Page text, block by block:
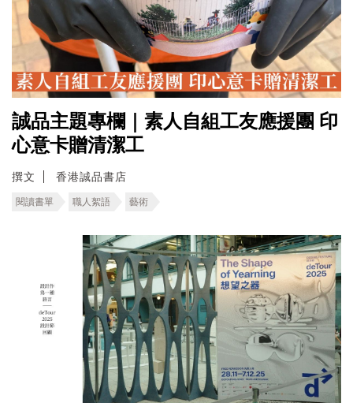
誠品主題專欄｜素人自組工友應援團 印
心意卡贈清潔工
撰文 香港誠品書店
閱讀書單 職人絮語 藝術